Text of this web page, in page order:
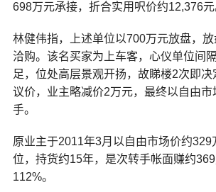
698万元承接，折合实用呎价约12,376元
林健伟指，上述单位以700万元放盘，
洽购。该名买家为上车客，心仪单位间
足，位处高层景观开扬，故睇楼2次即
议价，业主略减价2万元，最终以自由市
手。
原业主于2011年3月以自由市场价约329
位，持货约15年，是次转手帐面赚约
112%。